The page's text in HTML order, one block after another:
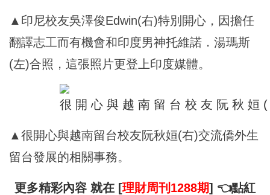
▲印尼校友吳澤俊Edwin(右)特別開心，因擔任
翻譯志工而有機會和印度男神托維諾．湯瑪斯
(左)合照，這張照片更登上印度媒體。
▲很開心與越南留台校友阮秋姮(右)交流僑外生
留台發展的相關事務。
更多精彩內容 就在 [理財周刊1288期] 👈點紅